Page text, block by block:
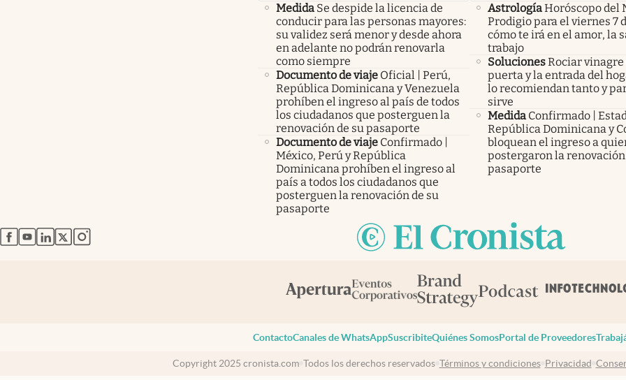
Medida Se despide la licencia de
conducir para las personas mayores:
su validez será menor y desde ahora
en adelante no podrán renovarla
como siempre
Documento de viaje Oficial | Perú,
República Dominicana y Venezuela
prohíben el ingreso al país de todos
los ciudadanos que posterguen la
renovación de su pasaporte
Documento de viaje Confirmado |
México, Perú y República
Dominicana prohíben el ingreso al
país a todos los ciudadanos que
posterguen la renovación de su
pasaporte
AstrologíaHoróscopo del
Prodigio para el viernes 7
cómo te irá en el amor, la
trabajo
SolucionesRociar vinagre
puerta y la entrada del
lo recomiendan tanto y
sirve
Medida Confirmado |
República Dominicana y
bloquean el ingreso a
postergaron la renovación
pasaporte
abre en nueva pestaña
abre en nueva pestaña
abre en nueva pestaña
abre en nueva pestaña
abre en nueva pestaña
ContactoCanales de WhatsAppSuscribiteQuiénes SomosPortal de Proveedores
Copyright 2025 cronista.com Todos los derechos reservados Términos y condiciones Privacidad